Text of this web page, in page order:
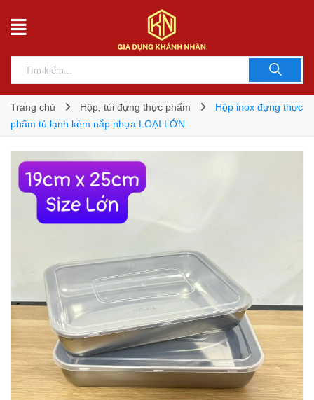
Trang chủ Hộp, túi đựng thực phẩm
Hộp inox đựng thực
phẩm tủ lạnh kèm nắp nhựa LOẠI LỚN